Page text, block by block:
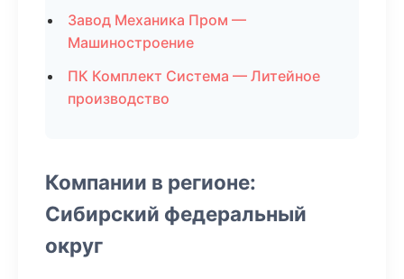
Завод Механика Пром —
Машиностроение
ПК Комплект Система — Литейное
производство
Компании в регионе:
Сибирский федеральный
округ